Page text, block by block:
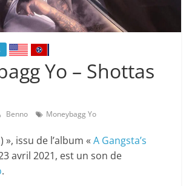
Yo – Shottas
Benno Moneybagg Yo
», issu de l’album «A Gangsta’s
avril 2021, est un son de
.